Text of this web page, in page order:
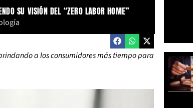
SU VISIÓN DEL “ZERO LABOR HOME”
a los consumidores más tiempo para